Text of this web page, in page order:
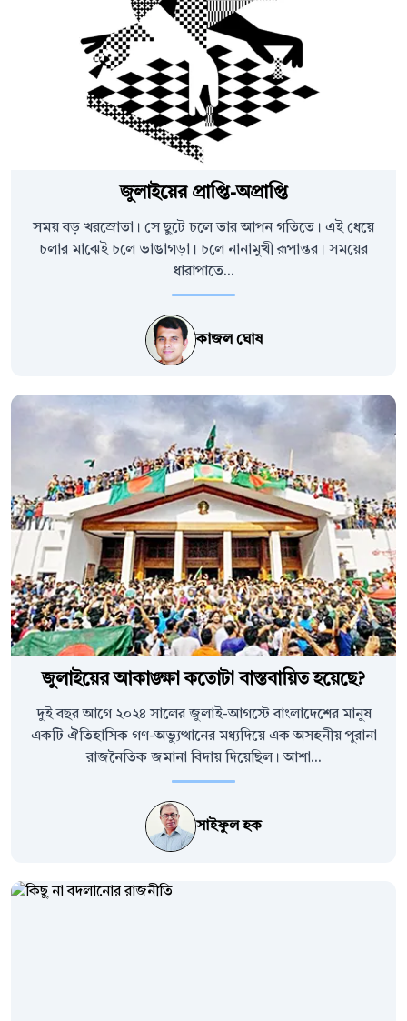
জুলাইয়ের প্রাপ্তি-অপ্রাপ্তি
সময় বড় খরস্রোতা। সে ছুটে চলে তার আপন গতিতে। এই ধেয়ে
চলার মাঝেই চলে ভাঙাগড়া। চলে নানামুখী রূপান্তর। সময়ের
ধারাপাতে...
কাজল ঘোষ
জুলাইয়ের আকাঙ্ক্ষা কতোটা বাস্তবায়িত হয়েছে?
দুই বছর আগে ২০২৪ সালের জুলাই-আগস্টে বাংলাদেশের মানুষ
একটি ঐতিহাসিক গণ-অভ্যুত্থানের মধ্যদিয়ে এক অসহনীয় পুরানা
রাজনৈতিক জমানা বিদায় দিয়েছিল। আশা...
সাইফুল হক